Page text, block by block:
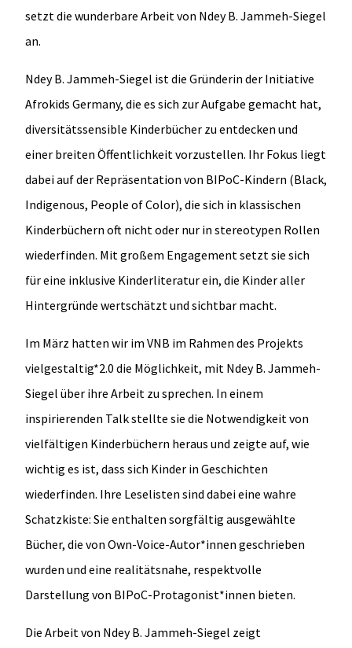
setzt die wunderbare Arbeit von Ndey B. Jammeh-Siegel
an.
Ndey B. Jammeh-Siegel ist die Gründerin der Initiative
Afrokids Germany, die es sich zur Aufgabe gemacht hat,
diversitätssensible Kinderbücher zu entdecken und
einer breiten Öffentlichkeit vorzustellen. Ihr Fokus liegt
dabei auf der Repräsentation von BIPoC-Kindern (Black,
Indigenous, People of Color), die sich in klassischen
Kinderbüchern oft nicht oder nur in stereotypen Rollen
wiederfinden. Mit großem Engagement setzt sie sich
für eine inklusive Kinderliteratur ein, die Kinder aller
Hintergründe wertschätzt und sichtbar macht.
Im März hatten wir im VNB im Rahmen des Projekts
vielgestaltig*2.0 die Möglichkeit, mit Ndey B. Jammeh-
Siegel über ihre Arbeit zu sprechen. In einem
inspirierenden Talk stellte sie die Notwendigkeit von
vielfältigen Kinderbüchern heraus und zeigte auf, wie
wichtig es ist, dass sich Kinder in Geschichten
wiederfinden. Ihre Leselisten sind dabei eine wahre
Schatzkiste: Sie enthalten sorgfältig ausgewählte
Bücher, die von Own-Voice-Autor*innen geschrieben
wurden und eine realitätsnahe, respektvolle
Darstellung von BIPoC-Protagonist*innen bieten.
Die Arbeit von Ndey B. Jammeh-Siegel zeigt